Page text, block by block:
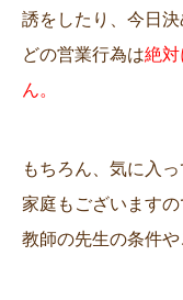
誘をしたり、今日
どの営業行為は絶
ん。
もちろん、気に入
家庭もございます
教師の先生の条件や